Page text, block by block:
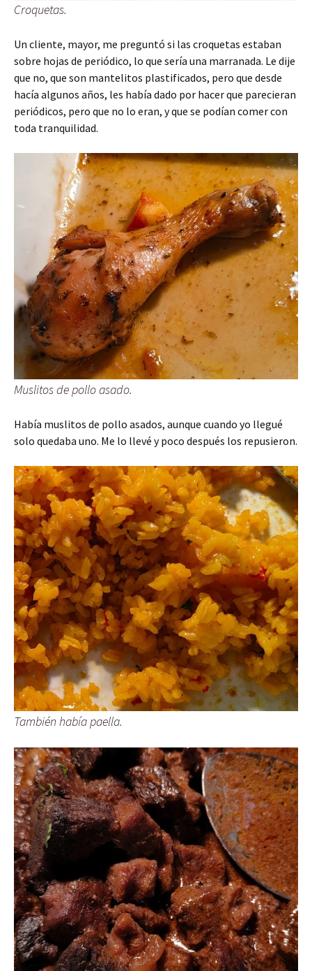
Croquetas.
Un cliente, mayor, me preguntó si las croquetas estaban
sobre hojas de periódico, lo que sería una marranada. Le dije
que no, que son mantelitos plastificados, pero que desde
hacía algunos años, les había dado por hacer que parecieran
periódicos, pero que no lo eran, y que se podían comer con
toda tranquilidad.
Muslitos de pollo asado.
Había muslitos de pollo asados, aunque cuando yo llegué
solo quedaba uno. Me lo llevé y poco después los repusieron.
También había paella.